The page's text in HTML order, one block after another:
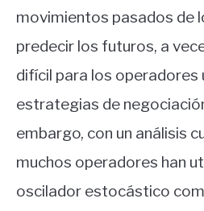
movimientos pasados de
predecir los futuros, a
difícil para los operadores
estrategias de
embargo, con un análisis
muchos operadores han
oscilador estocástico